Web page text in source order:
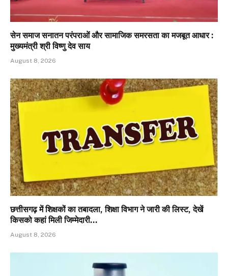
सेन समाज सनातन परंपराओं और सामाजिक समरसता का मजबूत आधार :
मुख्यमंत्री श्री विष्णु देव साय
August 8, 2026
छत्तीसगढ़ में शिक्षकों का तबादला, शिक्षा विभाग ने जारी की लिस्ट, देखें
किसको कहां मिली जिम्मेदारी…
August 8, 2026